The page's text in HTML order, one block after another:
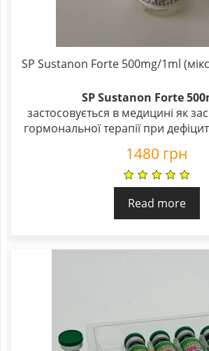
SP Sustanon Forte 500mg/1ml (мікс
SP Sustanon Forte
застосовується в медицині як
гормональної терапії при
1480 грн
Read more